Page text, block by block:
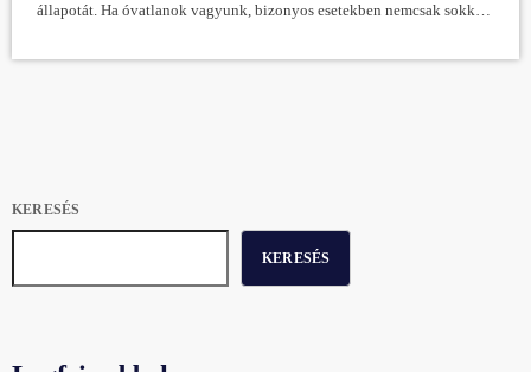
állapotát. Ha óvatlanok vagyunk, bizonyos esetekben nemcsak sokkal
tetoválóművész hosszú évek gyakorlatának és fejlesztésének
KERESÉS
KERESÉS